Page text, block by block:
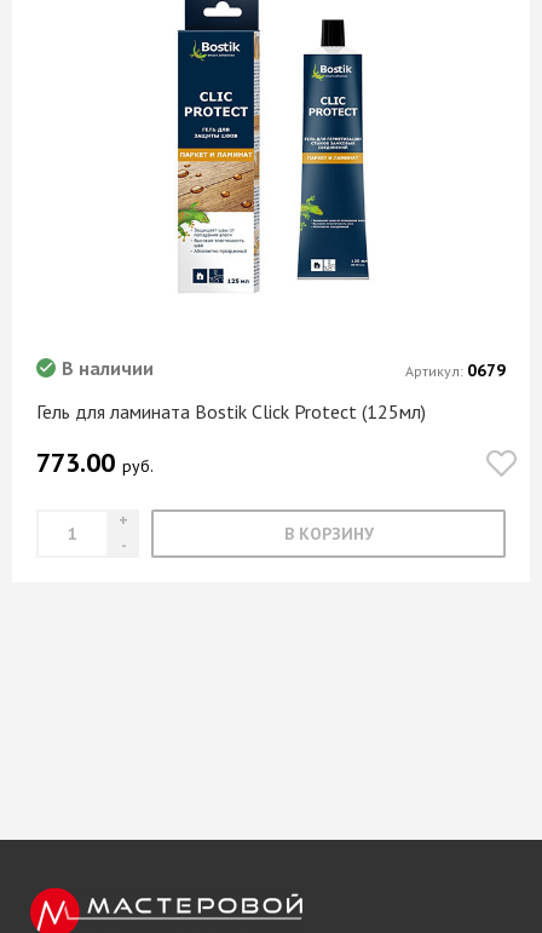
Гель для ламината Bostik Click Protect (125мл)
В наличии
773.00 руб.
В КОРЗИНУ
Артикул: 0679